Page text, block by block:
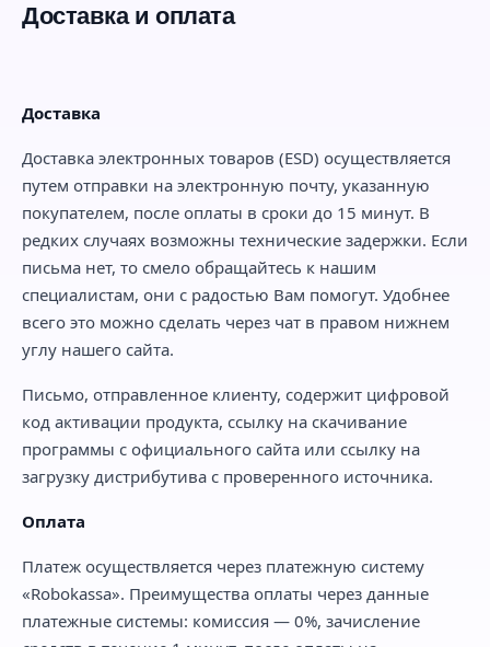
Доставка и оплата
Доставка
Доставка электронных товаров (ESD) осуществляется
путем отправки на электронную почту, указанную
покупателем, после оплаты в сроки до 15 минут. В
редких случаях возможны технические задержки. Если
письма нет, то смело обращайтесь к нашим
специалистам, они с радостью Вам помогут. Удобнее
всего это можно сделать через чат в правом нижнем
углу нашего сайта.
Письмо, отправленное клиенту, содержит цифровой
код активации продукта, ссылку на скачивание
программы с официального сайта или ссылку на
загрузку дистрибутива с проверенного источника.
Оплата
Платеж осуществляется через платежную систему
«Robokassa». Преимущества оплаты через данные
платежные системы: комиссия — 0%, зачисление